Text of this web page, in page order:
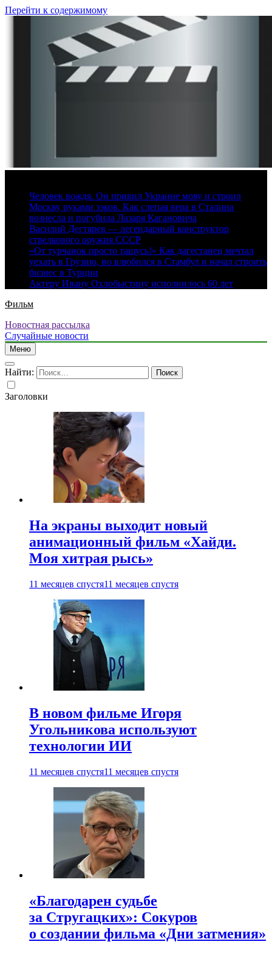
Перейти к содержимому
Человек вождя. Он привил Украине мову и строил
Москву руками зэков. Как слепая вера в Сталина
вознесла и погубила Лазаря Кагановича
Василий Дегтярев — легендарный конструктор
стрелкового оружия СССР
«От турчанок просто тащусь!» Как дагестанец мечтал
уехать в Грузию, но влюбился в Стамбул и начал строить
бизнес в Турции
Актеру Ивану Охлобыстину исполнилось 60 лет
Фильм
Новостная рассылка
Случайные новости
Меню
Найти:
Заголовки
На экраны выходит новый
анимационный фильм «Хайди.
Моя хитрая рысь»
11 месяцев спустя11 месяцев спустя
В новом фильме Игоря
Угольникова используют
технологии ИИ
11 месяцев спустя11 месяцев спустя
«Благодарен судьбе
за Стругацких»: Сокуров
о создании фильма «Дни затмения»